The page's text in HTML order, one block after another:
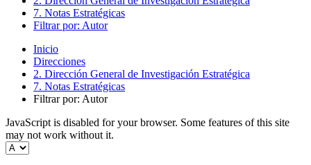
7. Notas Estratégicas
Filtrar por: Autor
Inicio
Direcciones
2. Dirección General de Investigación Estratégica
7. Notas Estratégicas
Filtrar por: Autor
JavaScript is disabled for your browser. Some features of this site
may not work without it.